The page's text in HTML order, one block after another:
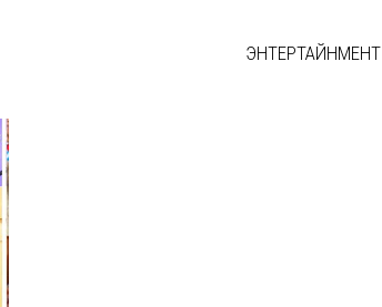
ЭНТЕРТАЙНМЕНТ